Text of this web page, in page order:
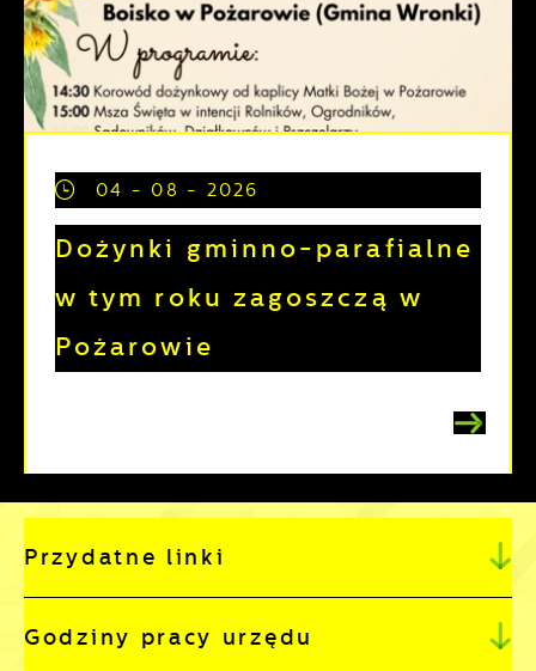
04 - 08 - 2026
Dożynki gminno-parafialne
w tym roku zagoszczą w
Pożarowie
Przydatne linki
Godziny pracy urzędu